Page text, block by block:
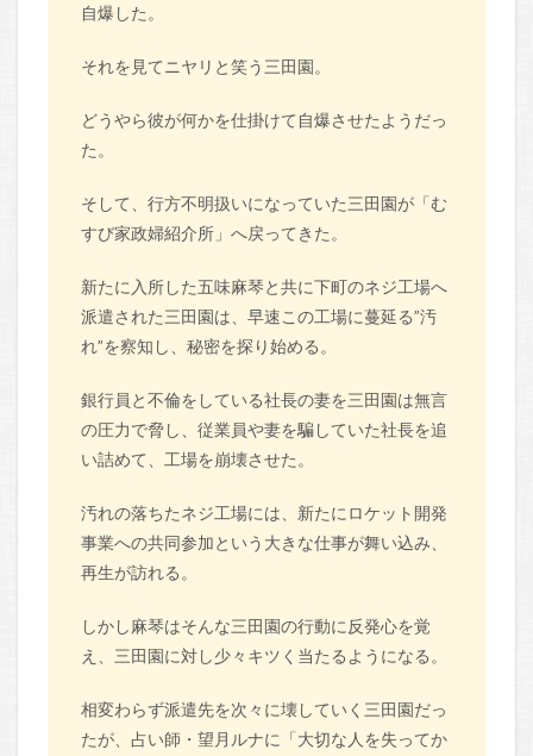
自爆した。
それを見てニヤリと笑う三田園。
どうやら彼が何かを仕掛けて自爆させたようだっ
た。
そして、行方不明扱いになっていた三田園が「む
すび家政婦紹介所」へ戻ってきた。
新たに入所した五味麻琴と共に下町のネジ工場へ
派遣された三田園は、早速この工場に蔓延る”汚
れ”を察知し、秘密を探り始める。
銀行員と不倫をしている社長の妻を三田園は無言
の圧力で脅し、従業員や妻を騙していた社長を追
い詰めて、工場を崩壊させた。
汚れの落ちたネジ工場には、新たにロケット開発
事業への共同参加という大きな仕事が舞い込み、
再生が訪れる。
しかし麻琴はそんな三田園の行動に反発心を覚
え、三田園に対し少々キツく当たるようになる。
相変わらず派遣先を次々に壊していく三田園だっ
たが、占い師・望月ルナに「大切な人を失ってか